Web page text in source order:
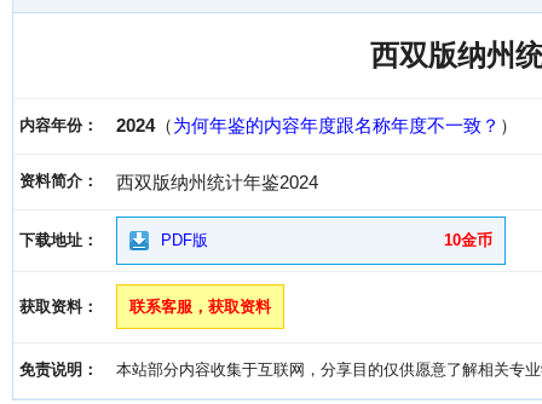
西双版纳州
内容年份： 2024（为何年鉴的内容年度跟名称年度不一致？ ）
资料简介： 西双版纳州统计年鉴2024
下载地址： PDF版 10金币
获取资料： 联系客服，获取资料
免责说明： 本站部分内容收集于互联网，分享目的仅供愿意了解相关专